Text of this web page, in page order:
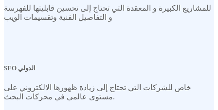
للمشاريع الكبيرة و المعقدة التي تحتاج إلى تحسين قابليتها للفهرسة
و التفاصيل الفنية وتقسيمات الويب
SEO الدولي
خاص للشركات التي تحتاج إلى زيادة ظهورها الالكتروني على
مستوى عالمي في محركات البحث.